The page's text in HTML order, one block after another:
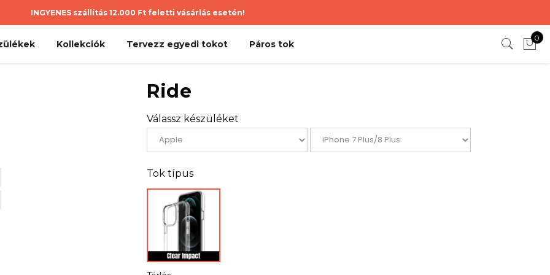
INGYENES szállítás 12.000 Ft feletti vásárlás esetén!
Kollekciók Tervezz egyedi tokot Páros tok
0
Ride
Válassz készüléket
Tok típus